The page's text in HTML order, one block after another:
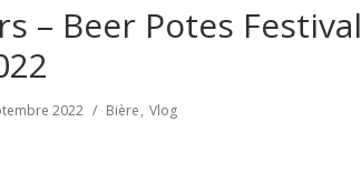
– Beer Potes Festival
2022 Bière Vlog